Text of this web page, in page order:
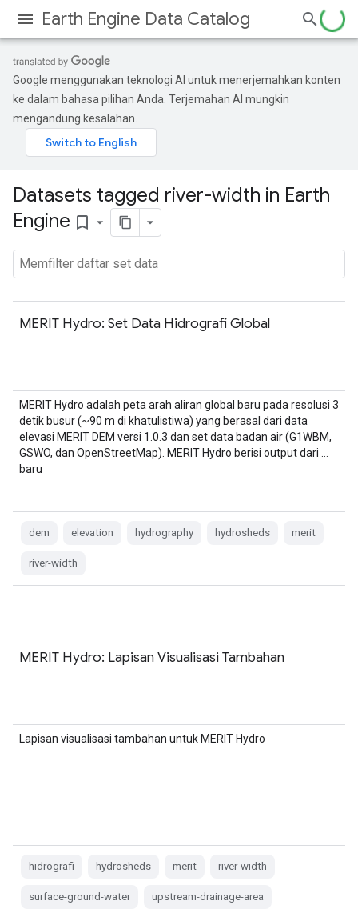
Earth Engine Data Catalog
Google menggunakan teknologi AI untuk menerjemahkan konten
ke dalam bahasa pilihan Anda. Terjemahan AI mungkin
mengandung kesalahan.
Datasets tagged river-width in Earth
Engine bookmark_border
MERIT Hydro: Set Data Hidrografi Global
MERIT Hydro adalah peta arah aliran global baru pada resolusi 3
detik busur (~90 m di khatulistiwa) yang berasal dari data
elevasi MERIT DEM versi 1.0.3 dan set data badan air (G1WBM,
GSWO, dan OpenStreetMap). MERIT Hydro berisi output dari …
baru
dem elevation hydrography hydrosheds merit
river-width
MERIT Hydro: Lapisan Visualisasi Tambahan
Lapisan visualisasi tambahan untuk MERIT Hydro
hidrografi hydrosheds merit river-width
surface-ground-water upstream-drainage-area